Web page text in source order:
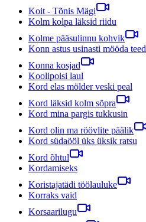
Koit - Tõnis Mägi
Kolm kolpa läksid riidu
Kolme pääsulinnu kohvik
Konn astus usinasti mööda teed
Konna kosjad
Koolipoisi laul
Kord elas mölder veski peal
Kord läksid kolm sõpra
Kord mina pargis tukkusin
Kord olin ma röövlite päälik
Kord südaööl üks üksik ratsu
Kord õhtul
Kordamiseks
Koristajatädi töölauluke
Korraks vaid
Korsaarilugu